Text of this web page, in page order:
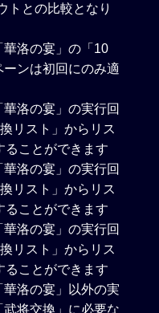
トとの比較となり
洛の宴」の「10
ンは初回にのみ適
洛の宴」の実行回
リスト」からリス
ることができます
洛の宴」の実行回
リスト」からリス
ることができます
洛の宴」の実行回
リスト」からリス
ることができます
洛の宴」以外の実
将交換」に必要な